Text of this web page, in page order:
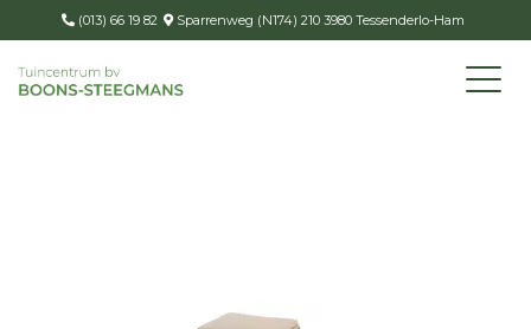
(013) 66 19 82 Sparrenweg (N174) 210 3980 Tessenderlo-Ham